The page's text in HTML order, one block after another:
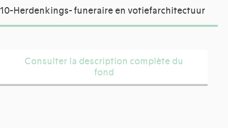
10-Herdenkings- funeraire en votiefarchitectuur
Consulter la description complète du
fond